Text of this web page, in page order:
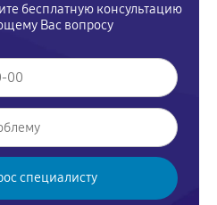
бесплатную консультацию
Вас вопросу